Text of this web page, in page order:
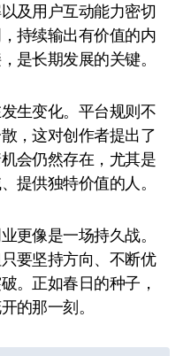
及用户互动能力密切
持续输出有价值的内
是长期发展的关键。
生变化。平台规则不
，这对创作者提出了
会仍然存在，尤其是
提供独特价值的人。
更像是一场持久战。
要坚持方向、不断优
。正如春日的种子，
的那一刻。